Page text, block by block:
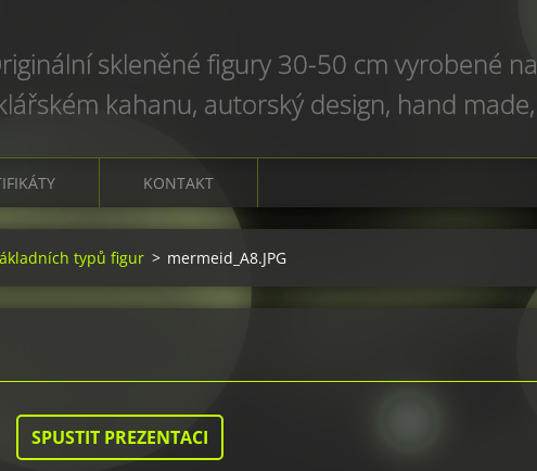
skleněné figury 30-50 cm vyrobené na
kahanu, autorský design, hand made,
KONTAKT
typů figur > mermeid_A8.JPG
SPUSTIT PREZENTACI